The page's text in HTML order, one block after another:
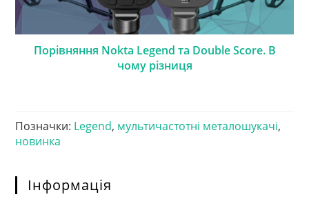
Порівняння Nokta Legend та Double Score. В
чому різниця
Позначки: Legend, мультичастотні металошукачі,
новинка
Інформація